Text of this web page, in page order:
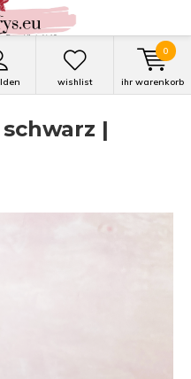
wishlist ihr warenkorb
0
|